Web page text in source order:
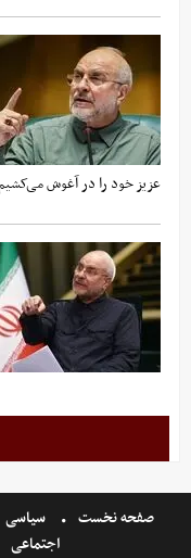
عزیز خود را در آغوش
صفحه نخست سیاسی
اجتماعی